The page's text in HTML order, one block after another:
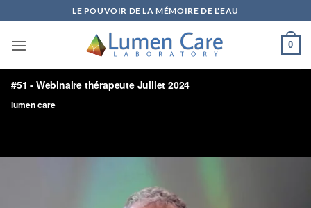
LE POUVOIR DE LA MÉMOIRE DE L'EAU
0